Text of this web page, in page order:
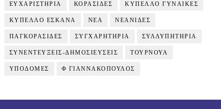
ΕΥΧΑΡΙΣΤΗΡΙΑ ΚΟΡΑΣΙΔΕΣ ΚΥΠΕΛΛΟ ΓΥΝΑΙΚΕΣ
ΚΥΠΕΛΛΟ ΕΣΚΑΝΑ ΝΕΑ ΝΕΑΝΙΔΕΣ
ΠΑΓΚΟΡΑΣΙΔΕΣ ΣΥΓΧΑΡΗΤΗΡΙΑ ΣΥΛΛΥΠΗΤΗΡΙΑ
ΣΥΝΕΝΤΕΥΞΕΙΣ-ΔΗΜΟΣΙΕΥΣΕΙΣ ΤΟΥΡΝΟΥΑ
ΥΠΟΔΟΜΕΣ Φ ΓΙΑΝΝΑΚΟΠΟΥΛΟΣ